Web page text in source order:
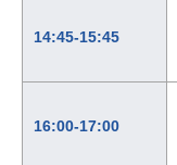
14:45-15:45
16:00-17:00